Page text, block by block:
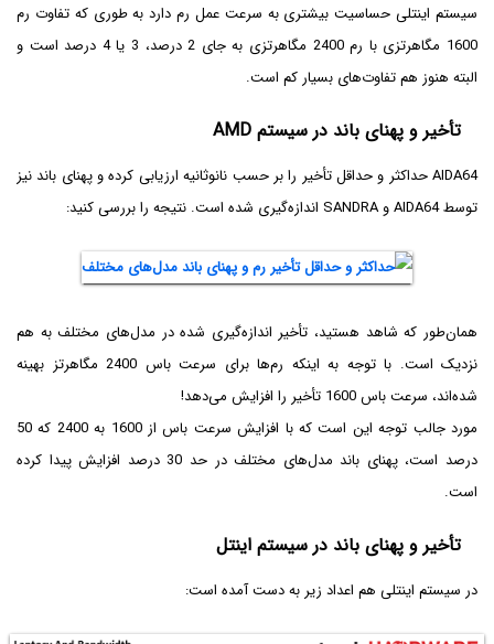
سیستم اینتلی حساسیت بیشتری به سرعت عمل رم دارد به طوری که تفاوت رم
1600 مگاهرتزی با رم 2400 مگاهرتزی به جای 2 درصد، 3 یا 4 درصد است و
البته هنوز هم تفاوت‌های بسیار کم است.
تأخیر و پهنای باند در سیستم AMD
AIDA64 حداکثر و حداقل تأخیر را بر حسب نانوثانیه ارزیابی کرده و پهنای باند نیز
توسط AIDA64 و SANDRA اندازه‌گیری شده است. نتیجه را بررسی کنید:
همان‌طور که شاهد هستید، تأخیر اندازه‌گیری شده در مدل‌های مختلف به هم
نزدیک است. با توجه به اینکه رم‌ها برای سرعت باس 2400 مگاهرتز بهینه
شده‌اند، سرعت باس 1600 تأخیر را افزایش می‌دهد!
مورد جالب توجه این است که با افزایش سرعت باس از 1600 به 2400 که 50
درصد است، پهنای باند مدل‌های مختلف در حد 30 درصد افزایش پیدا کرده
است.
تأخیر و پهنای باند در سیستم اینتل
در سیستم اینتلی هم اعداد زیر به دست آمده است: